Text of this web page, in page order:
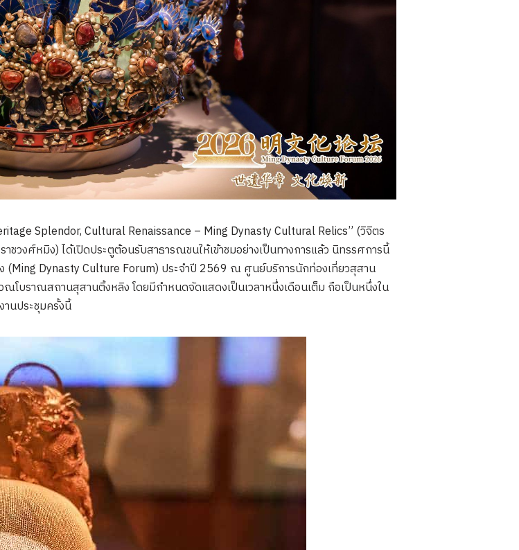
Splendor, Cultural Renaissance – Ming Dynasty Cultural Relics” (วิจิตร
วงศ์หมิง) ได้เปิดประตูต้อนรับสาธารณชนให้เข้าชมอย่างเป็นทางการแล้ว นิทรรศการนี้
(Ming Dynasty Culture Forum) ประจำปี 2569 ณ ศูนย์บริการนักท่องเที่ยวสุสาน
โบราณสถานสุสานติ้งหลิง โดยมีกำหนดจัดแสดงเป็นเวลาหนึ่งเดือนเต็ม ถือเป็นหนึ่งใน
นประชุมครั้งนี้